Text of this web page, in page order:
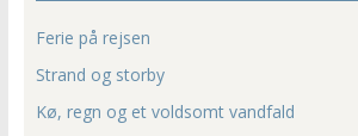
Ferie på rejsen
Strand og storby
Kø, regn og et voldsomt vandfald